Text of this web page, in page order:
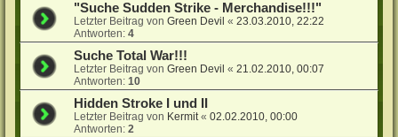
"Suche Sudden Strike - Merchandise!!!"
Letzter Beitrag vonGreen Devil «23.03.2010, 22:22
Antworten:4
Suche Total War!!!
Letzter Beitrag vonGreen Devil «21.02.2010, 00:07
Antworten:10
Hidden Stroke I und II
Letzter Beitrag von Kermit«02.02.2010, 00:00
Antworten:2